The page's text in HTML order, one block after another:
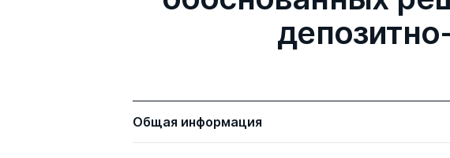
Общая информация